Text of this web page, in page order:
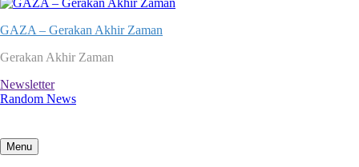
GAZA – Gerakan Akhir Zaman
Gerakan Akhir Zaman
Newsletter
Random News
Menu